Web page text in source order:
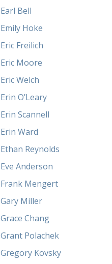
Earl Bell
Emily Hoke
Eric Freilich
Eric Moore
Eric Welch
Erin O’Leary
Erin Scannell
Erin Ward
Ethan Reynolds
Eve Anderson
Frank Mengert
Gary Miller
Grace Chang
Grant Polachek
Gregory Kovsky